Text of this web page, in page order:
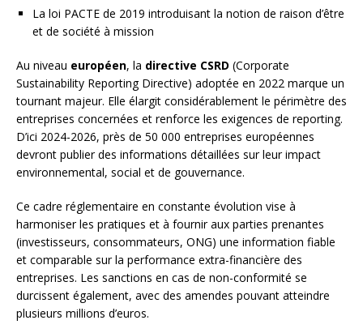
La loi PACTE de 2019 introduisant la notion de raison d’être
et de société à mission
Au niveau européen, la directive CSRD (Corporate
Sustainability Reporting Directive) adoptée en 2022 marque un
tournant majeur. Elle élargit considérablement le périmètre des
entreprises concernées et renforce les exigences de reporting.
D’ici 2024-2026, près de 50 000 entreprises européennes
devront publier des informations détaillées sur leur impact
environnemental, social et de gouvernance.
Ce cadre réglementaire en constante évolution vise à
harmoniser les pratiques et à fournir aux parties prenantes
(investisseurs, consommateurs, ONG) une information fiable
et comparable sur la performance extra-financière des
entreprises. Les sanctions en cas de non-conformité se
durcissent également, avec des amendes pouvant atteindre
plusieurs millions d’euros.